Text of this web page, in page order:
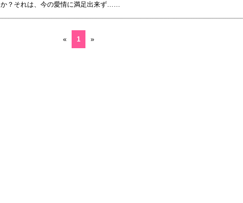
か？それは、今の愛情に満足出来ず……
« 1 »